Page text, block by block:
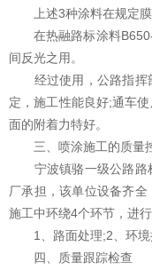
上述3种涂料在规定膜
在热融路标涂料B650-
间反光之用。
经过使用，公路指挥
定，施工性能良好;通车
面的附着力特好。
三、喷涂施工的质量
宁波镇骆一级公路路
厂承担，该单位设备齐全
施工中环绕4个环节，进行
1、路面处理;2、环境
四、质量跟踪检查